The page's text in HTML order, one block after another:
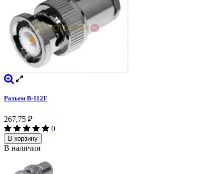
Разъем B-112F
267,75 ₽
0
В корзину
В наличии